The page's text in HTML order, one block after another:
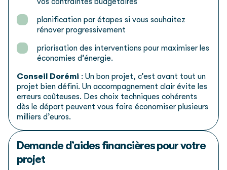
planification par étapes si vous souhaitez
rénover progressivement
priorisation des interventions pour maximiser les
économies d’énergie.
Conseil Dorémi : Un bon projet, c’est avant tout un
projet bien défini. Un accompagnement clair évite les
erreurs coûteuses. Des choix techniques cohérents
dès le départ peuvent vous faire économiser plusieurs
milliers d’euros.
Demande d’aides financières pour votre
projet